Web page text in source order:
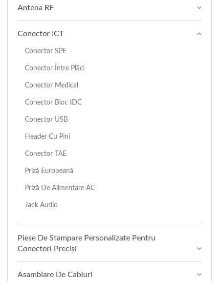
Antena RF
Conector ICT
Conector SPE
Conector Între Plăci
Conector Medical
Conector Bloc IDC
Conector USB
Header Cu Pini
Conector TAE
Priză Europeană
Priză De Alimentare AC
Jack Audio
Piese De Stampare Personalizate Pentru
Conectori Preciși
Asamblare De Cabluri